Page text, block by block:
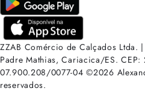
ZZAB Comércio de Calçados Ltda.
Padre Mathias, Cariacica/ES. CEP:
07.900.208/0077-04 ©2026
reservados.